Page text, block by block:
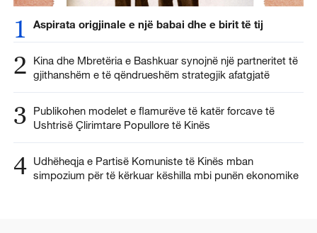
1 Aspirata origjinale e një babai dhe e birit të tij
2
Kina dhe Mbretëria e Bashkuar synojnë një partneritet të
gjithanshëm e të qëndrueshëm strategjik afatgjatë
3
Publikohen modelet e flamurëve të katër forcave të
Ushtrisë Çlirimtare Popullore të Kinës
4 Udhëheqja e Partisë Komuniste të Kinës mban
simpozium për të kërkuar këshilla mbi punën ekonomike